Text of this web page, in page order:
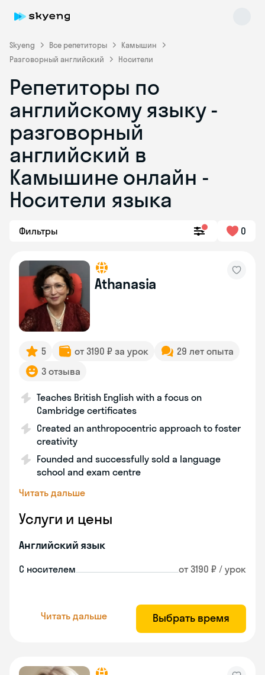
Skyeng Все репетиторы
Камышин
Разговорный английский
Носители
Репетиторы по
английскому языку -
разговорный
английский в
Камышине онлайн -
Носители языка
Фильтры 0
Athanasia
5 от 3190 ₽ за урок
29 лет опыта
3 отзыва
Teaches British English with a focus on
Cambridge certificates
Created an anthropocentric approach to foster
creativity
Founded and successfully sold a language
school and exam centre
Читать дальше
Услуги и цены
Английский язык
С носителем от 3190 ₽ / урок
Читать дальше Выбрать время
Skyeng Chat